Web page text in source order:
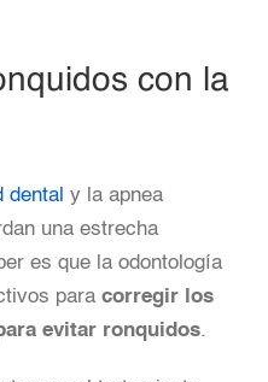
con la
dental y la apnea
una estrecha
es que la odontología
para corregir los
evitar ronquidos.